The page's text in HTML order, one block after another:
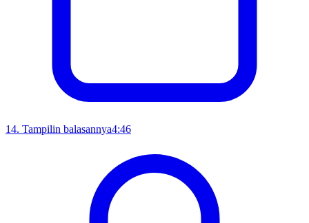
14. Tampilin balasannya4:46